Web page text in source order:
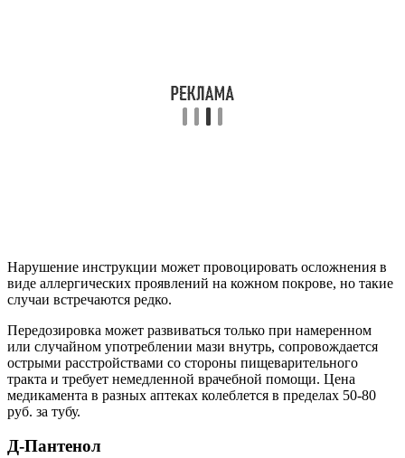
Нарушение инструкции может провоцировать осложнения в
виде аллергических проявлений на кожном покрове, но такие
случаи встречаются редко.
Передозировка может развиваться только при намеренном
или случайном употреблении мази внутрь, сопровождается
острыми расстройствами со стороны пищеварительного
тракта и требует немедленной врачебной помощи. Цена
медикамента в разных аптеках колеблется в пределах 50-80
руб. за тубу.
Д-Пантенол